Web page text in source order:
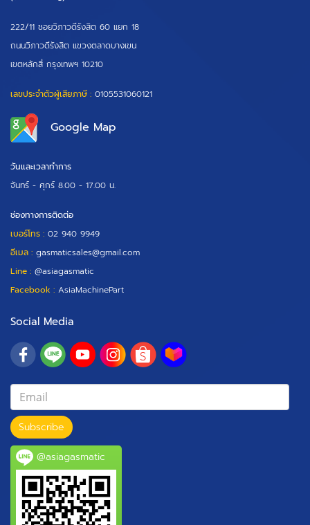
222/11 ซอยวิภาวดีรังสิต 60 แยก 18
ถนนวิภาวดีรังสิต แขวงตลาดบางเขน
เขตหลักสี่ กรุงเทพฯ 10210
เลขประจำตัวผู้เสียภาษี : 0105531060121
Google Map
วันและเวลาทำการ
จันทร์ - ศุกร์ 8.00 - 17.00 น.
ช่องทางการติดต่อ
เบอร์โทร : 02 940 9949
อีเมล : gasmaticsales@gmail.com
Line : @asiagasmatic
Facebook : AsiaMachinePart
Social Media
Subscribe
@asiagasmatic